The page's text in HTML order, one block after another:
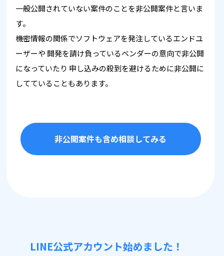
一般公開されていない案件のことを非公開案件と言いま
す。
機密情報の関係でソフトウェアを発注しているエンドユ
ーザーや 開発を請け負っているベンダーの意向で非公開
になっていたり 申し込みの殺到を避けるために非公開に
してていることもあります。
非公開案件も含め相談してみる
LINE公式アカウント始めました！